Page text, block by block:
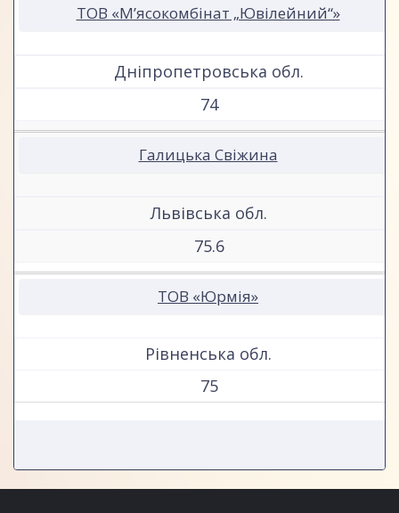
ТОВ «М’ясокомбінат „Ювілейний“»
Дніпропетровська обл.
74
Галицька Свіжина
Львівська обл.
75.6
ТОВ «Юрмія»
Рівненська обл.
75